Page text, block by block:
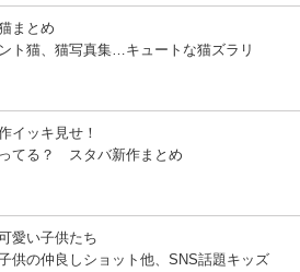
まとめ
ト猫、猫写真集…キュートな猫ズラリ
イッキ見せ！
てる？ スタバ新作まとめ
愛い子供たち
供の仲良しショット他、SNS話題キッズ